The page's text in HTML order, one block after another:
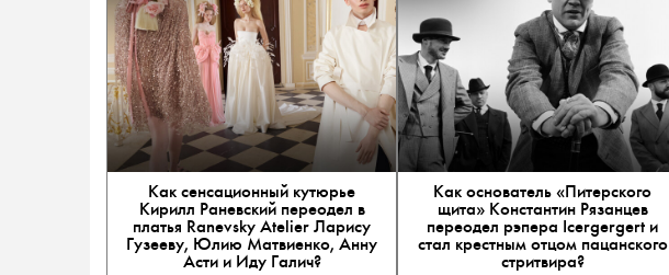
Как сенсационный кутюрье
Кирилл Раневский переодел в
платья Ranevsky Atelier Ларису
Гузееву, Юлию Матвиенко, Анну
Асти и Иду Галич?
Как основатель «Питерского
щита» Константин Рязанцев
переодел рэпера Icergergert и
стал крестным отцом пацанского
стритвира?